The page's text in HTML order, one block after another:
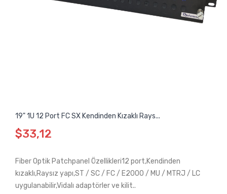
19" 1U 12 Port FC SX Kendinden Kızaklı Rays...
$33,12
Fiber Optik Patchpanel Özellikleri12 port,Kendinden
kızaklı,Raysız yapı,ST / SC / FC / E2000 / MU / MTRJ / LC
uygulanabilir,Vidalı adaptörler ve kilit..